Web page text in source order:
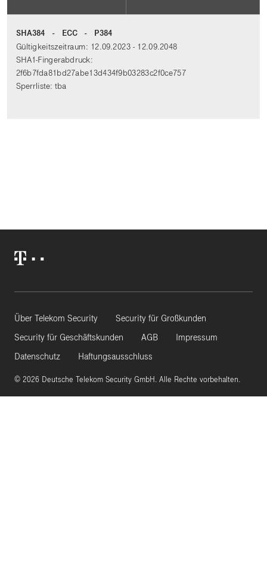
SHA384 - ECC - P384
Gültigkeitszeitraum: 12.09.2023 - 12.09.2048
SHA1-Fingerabdruck:
2f6b7fda81bd27abe13d434f9b03283c2f0ce757
Sperrliste: tba
Über Telekom Security
Security für Großkunden
Security für Geschäftskunden
AGB
Impressum
Datenschutz
Haftungsausschluss
© 2026 Deutsche Telekom Security GmbH. Alle Rechte vorbehalten.